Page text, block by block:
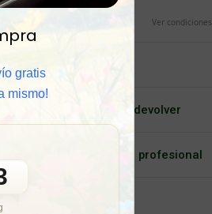
gratis
mismo!
Ver condiciones
por mayor
meses para cambiar o devolver
al cliente y/o Asesoría profesional
regalo